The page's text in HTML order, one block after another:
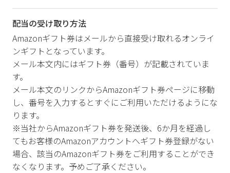
配当の受け取り方法
Amazonギフト券はメールから直接受け取れるオンライ
ンギフトとなっています。
メール本文内にはギフト券（番号）が記載されていま
す。
メール本文のリンクからAmazonギフト券ページに移動
し、番号を入力するとすぐにご利用いただけるようにな
ります。
※当社からAmazonギフト券を発送後、6か月を経過し
てもお客様のAmazonアカウントへギフト券登録がない
場合、該当のAmazonギフト券をご利用することができ
なくなります。予めご了承ください。